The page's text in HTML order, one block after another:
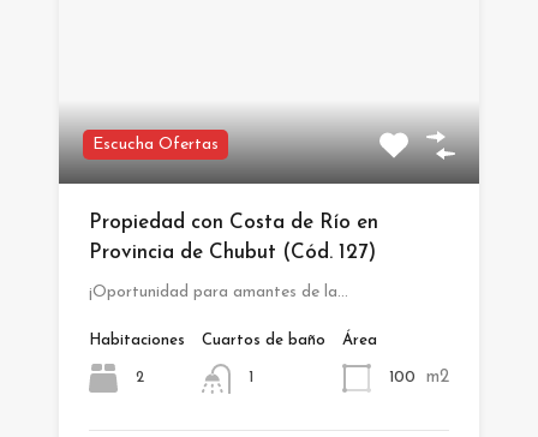
Escucha Ofertas
Propiedad con Costa de Río en
Provincia de Chubut (Cód. 127)
¡Oportunidad para amantes de la…
Habitaciones
2
Cuartos de baño
1
Área
100 m2